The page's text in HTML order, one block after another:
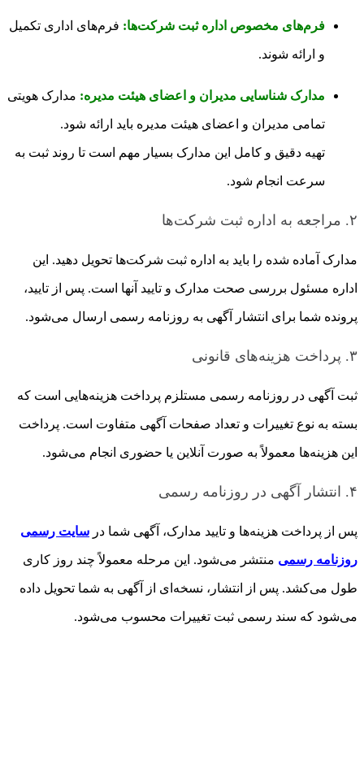
فرم‌های مخصوص اداره ثبت شرکت‌ها: فرم‌های اداری تکمیل
و ارائه شوند.
مدارک شناسایی مدیران و اعضای هیئت مدیره: مدارک هویتی
تمامی مدیران و اعضای هیئت مدیره باید ارائه شود.
تهیه دقیق و کامل این مدارک بسیار مهم است تا روند ثبت به
سرعت انجام شود.
۲. مراجعه به اداره ثبت شرکت‌ها
مدارک آماده شده را باید به اداره ثبت شرکت‌ها تحویل دهید. این
اداره مسئول بررسی صحت مدارک و تایید آنها است. پس از تایید،
پرونده شما برای انتشار آگهی به روزنامه رسمی ارسال می‌شود.
۳. پرداخت هزینه‌های قانونی
ثبت آگهی در روزنامه رسمی مستلزم پرداخت هزینه‌هایی است که
بسته به نوع تغییرات و تعداد صفحات آگهی متفاوت است. پرداخت
این هزینه‌ها معمولاً به صورت آنلاین یا حضوری انجام می‌شود.
۴. انتشار آگهی در روزنامه رسمی
پس از پرداخت هزینه‌ها و تایید مدارک، آگهی شما در سایت رسمی
روزنامه رسمی منتشر می‌شود. این مرحله معمولاً چند روز کاری
طول می‌کشد. پس از انتشار، نسخه‌ای از آگهی به شما تحویل داده
می‌شود که سند رسمی ثبت تغییرات محسوب می‌شود.